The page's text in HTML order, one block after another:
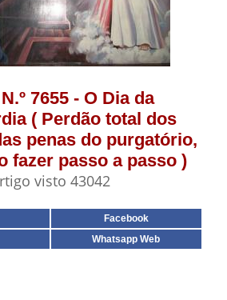
7655 - O Dia da
( Perdão total dos
penas do purgatório,
fazer passo a passo )
visto 43042
Facebook
Whatsapp Web